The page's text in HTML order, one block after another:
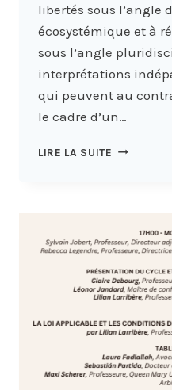
libertés sous l’angle
écosystémique et à
sous l’angle
interprétations
qui peuvent au
le cadre d’un…
LIRE LA SUITE SÉMINAIRE
«
DU
DROIT
LA
LIBERTÉ